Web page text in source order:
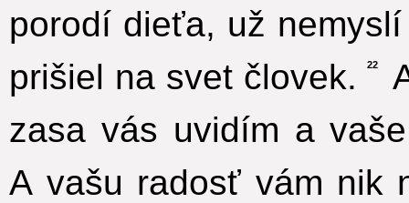
porodí dieťa, už
prišiel na svet človek.
22
zasa vás uvidím a
A vašu radosť vám nik